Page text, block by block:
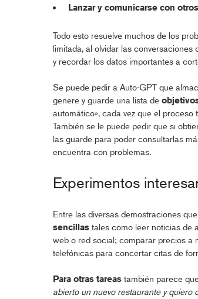
Lanzar y comunicarse con
Todo esto resuelve muchos de los
limitada, al olvidar las
y recordar los datos importantes a
Se puede pedir a Auto-GPT que
genere y guarde una lista de
automático», cada vez que el
También se le puede pedir que si
las guarde para poder consultarlas
encuentra con problemas.
Experimentos
Entre las diversas demostraciones
sencillastales como leer noticias de
web o red social; comparar precios a
telefónicas para concertar citas de
Para otras tareastambién parece
abierto un nuevo restaurante y